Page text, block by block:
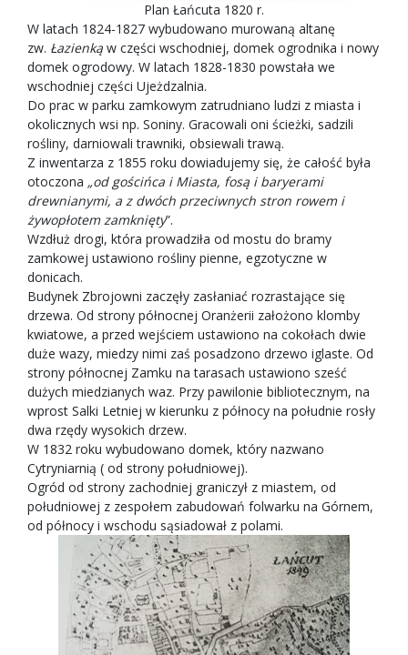
Plan Łańcuta 1820 r.
W latach 1824-1827 wybudowano murowaną altanę
zw. Łazienką w części wschodniej, domek ogrodnika i nowy
domek ogrodowy. W latach 1828-1830 powstała we
wschodniej części Ujeżdzalnia.
Do prac w parku zamkowym zatrudniano ludzi z miasta i
okolicznych wsi np. Soniny. Gracowali oni ścieżki, sadzili
rośliny, darniowali trawniki, obsiewali trawą.
Z inwentarza z 1855 roku dowiadujemy się, że całość była
otoczona „od gościńca i Miasta, fosą i baryerami
drewnianymi, a z dwóch przeciwnych stron rowem i
żywopłotem zamknięty”.
Wzdłuż drogi, która prowadziła od mostu do bramy
zamkowej ustawiono rośliny pienne, egzotyczne w
donicach.
Budynek Zbrojowni zaczęły zasłaniać rozrastające się
drzewa. Od strony północnej Oranżerii założono klomby
kwiatowe, a przed wejściem ustawiono na cokołach dwie
duże wazy, miedzy nimi zaś posadzono drzewo iglaste. Od
strony północnej Zamku na tarasach ustawiono sześć
dużych miedzianych waz. Przy pawilonie bibliotecznym, na
wprost Salki Letniej w kierunku z północy na południe rosły
dwa rzędy wysokich drzew.
W 1832 roku wybudowano domek, który nazwano
Cytryniarnią ( od strony południowej).
Ogród od strony zachodniej graniczył z miastem, od
południowej z zespołem zabudowań folwarku na Górnem,
od północy i wschodu sąsiadował z polami.